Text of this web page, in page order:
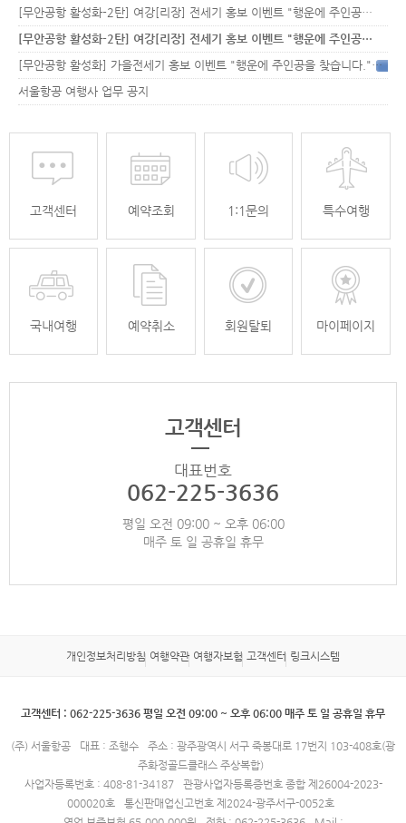
[무안공항 활성화-2탄] 여강[리장] 전세기 홍보 이벤트 "행운에 주인공…
[무안공항 활성화-2탄] 여강[리장] 전세기 홍보 이벤트 "행운에 주인공…
[무안공항 활성화] 가을전세기 홍보 이벤트 "행운에 주인공을 찾습니다."33
서울항공 여행사 업무 공지
고객센터 예약조회 1:1문의 특수여행
국내여행 예약취소 회원탈퇴 마이페이지
고객센터
대표번호
062-225-3636
평일 오전 09:00 ~ 오후 06:00
매주 토 일 공휴일 휴무
개인정보처리방침 여행약관 여행자보험 고객센터 링크시스템
고객센터 : 062-225-3636 평일 오전 09:00 ~ 오후 06:00 매주 토 일 공휴일 휴무
(주) 서울항공 대표 : 조행수
주소 : 광주광역시 서구 죽봉대로 17번지 103-408호(광
주화정골드클래스 주상복합)
사업자등록번호 : 408-81-34187
관광사업자등록증번호 종합 제26004-2023-
000020호
통신판매업신고번호 제2024-광주서구-0052호